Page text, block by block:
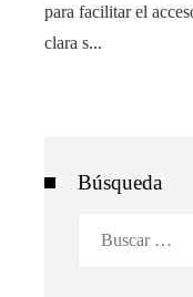
para facilitar el
clara s...
Búsqueda